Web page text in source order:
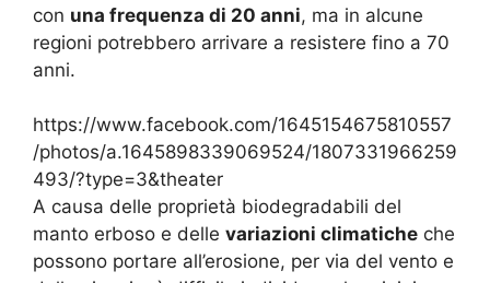
con una frequenza di 20 anni, ma in alcune
regioni potrebbero arrivare a resistere fino a 70
anni.
https://www.facebook.com/1645154675810557
/photos/a.1645898339069524/1807331966259
493/?type=3&theater
A causa delle proprietà biodegradabili del
manto erboso e delle variazioni climatiche che
possono portare all’erosione, per via del vento e